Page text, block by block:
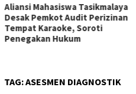
Aliansi Mahasiswa Tasikmalaya
Desak Pemkot Audit Perizinan
Tempat Karaoke, Soroti
Penegakan Hukum
TAG:ASESMEN DIAGNOSTIK